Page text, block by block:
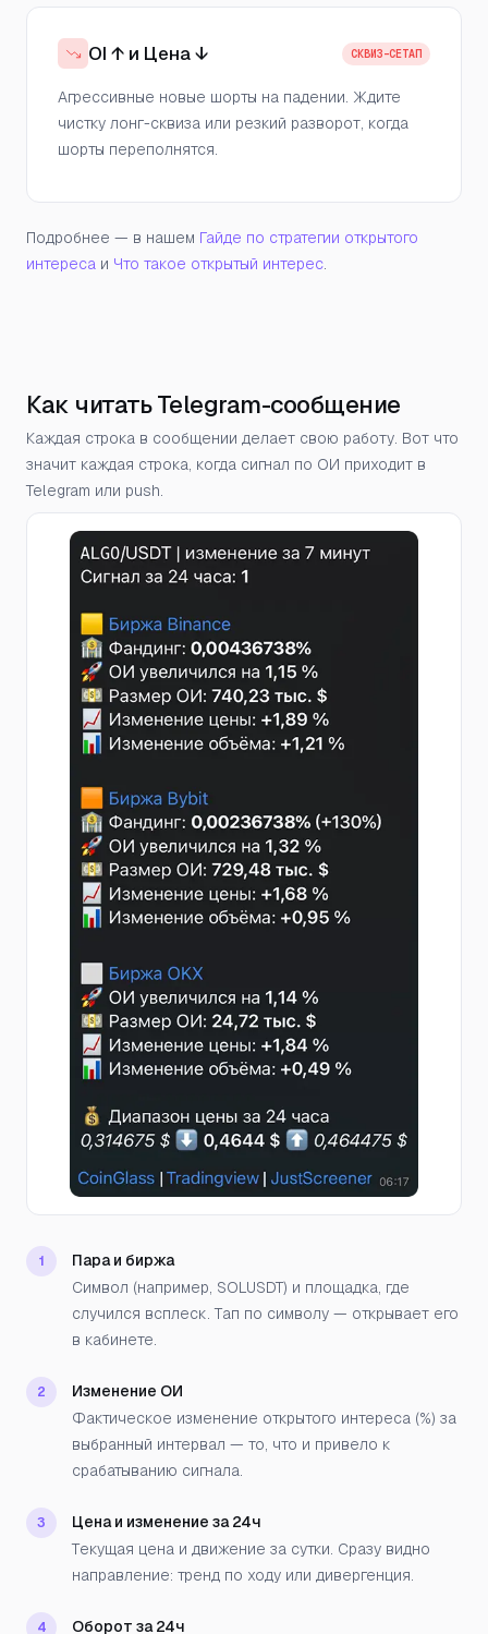
OI ↑ и Цена ↓ СКВИЗ-СЕТАП
Агрессивные новые шорты на падении. Ждите
чистку лонг-сквиза или резкий разворот, когда
шорты переполнятся.
Подробнее — в нашем Гайде по стратегии открытого
интереса и Что такое открытый интерес.
Как читать Telegram-сообщение
Каждая строка в сообщении делает свою работу. Вот что
значит каждая строка, когда сигнал по ОИ приходит в
Telegram или push.
1
Пара и биржа
Символ (например, SOLUSDT) и площадка, где
случился всплеск. Тап по символу — открывает его
в кабинете.
2
Изменение ОИ
Фактическое изменение открытого интереса (%) за
выбранный интервал — то, что и привело к
срабатыванию сигнала.
3
Цена и изменение за 24ч
Текущая цена и движение за сутки. Сразу видно
направление: тренд по ходу или дивергенция.
4 Оборот за 24ч